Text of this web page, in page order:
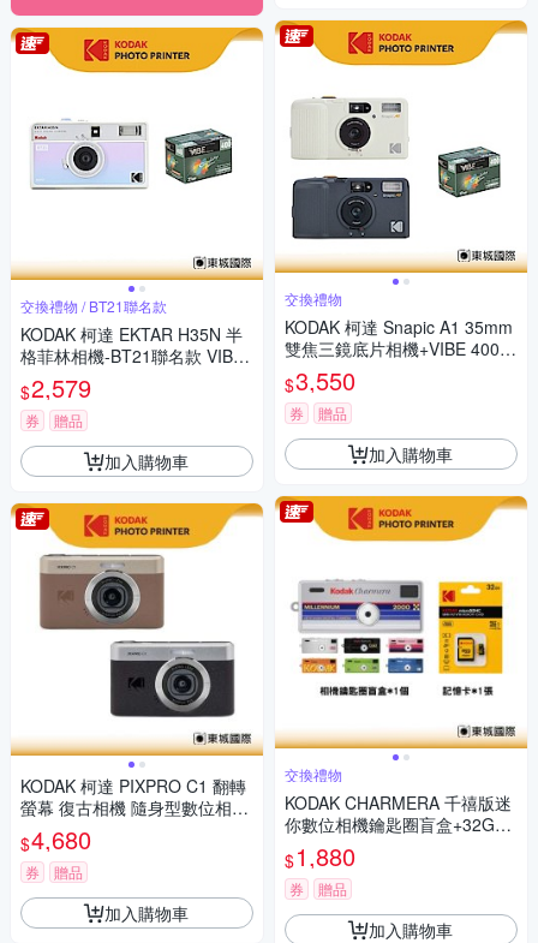
交換禮物 / BT21聯名款
KODAK 柯達 EKTAR H35N 半
格菲林相機-BT21聯名款 VIBE
400 底片組
$2,579
券 贈品
加入購物車
KODAK 柯達 PIXPRO C1 翻轉
螢幕 復古相機 隨身型數位相機
+ 64G記憶卡組
$4,680
券 贈品
加入購物車
交換禮物
KODAK 柯達 Snapic A1 35mm
雙焦三鏡底片相機+VIBE 400底
片組
$3,550
券 贈品
加入購物車
交換禮物
KODAK CHARMERA 千禧版迷
你數位相機鑰匙圈盲盒+32G記
憶卡組
$1,880
券 贈品
加入購物車